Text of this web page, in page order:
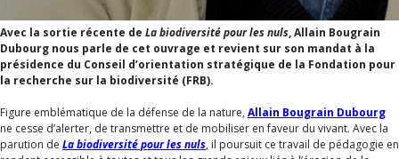
Avec la sortie récente de La biodiversité pour les nuls, Allain Bougrain
Dubourg nous parle de cet ouvrage et revient sur son mandat à la
présidence du Conseil d’orientation stratégique de la Fondation pour
la recherche sur la biodiversité (FRB).
Figure emblématique de la défense de la nature, Allain Bougrain Dubourg
ne cesse d’alerter, de transmettre et de mobiliser en faveur du vivant. Avec la
parution de La biodiversité pour les nuls, il poursuit ce travail de pédagogie en